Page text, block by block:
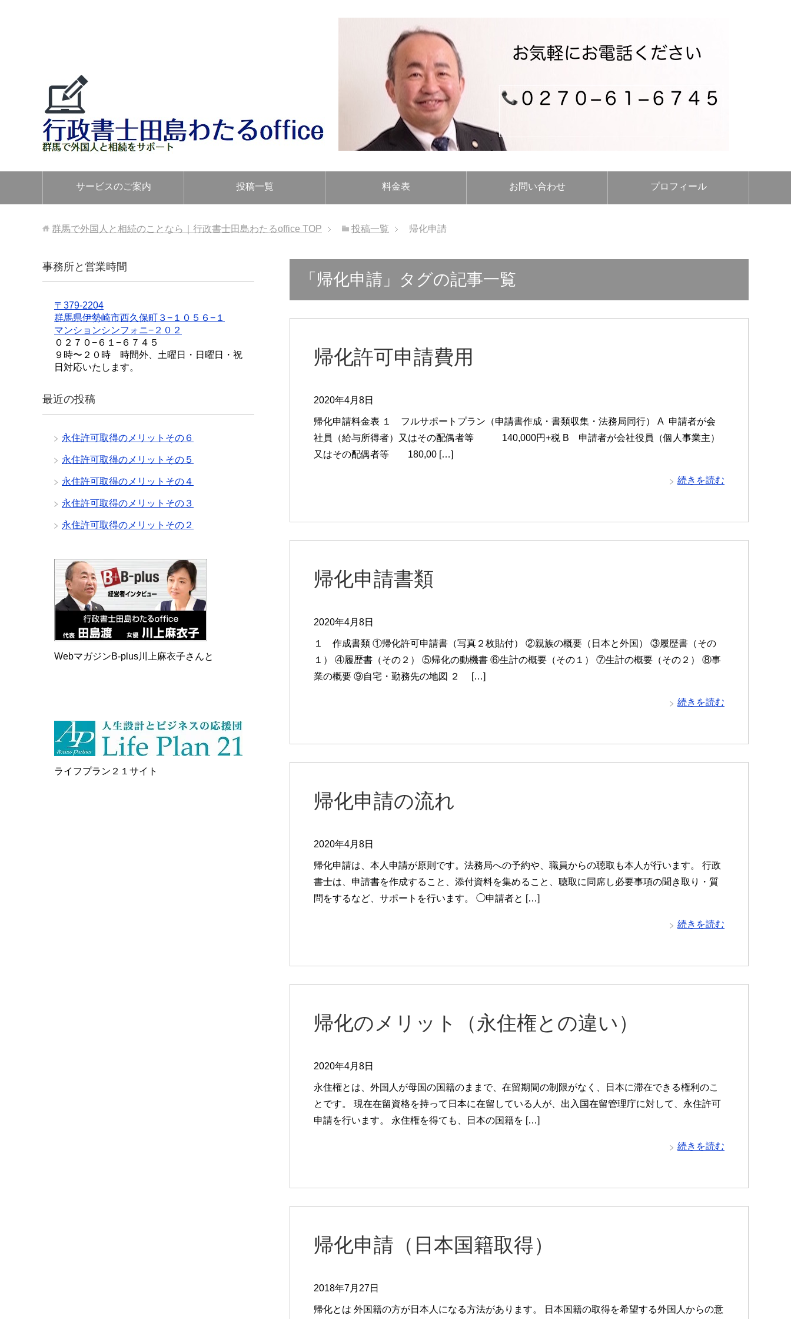
サービスのご案内 投稿一覧 料金表 お問い合わせ プロフィール
群馬で外国人と相続のことなら｜行政書士田島わたるoffice TOP 投稿一覧 帰化申請
「帰化申請」タグの記事一覧
帰化許可申請費用
2020年4月8日
帰化申請料金表 １ フルサポートプラン（申請書作成・書類収集・法務局同行） A 申請者が会
社員（給与所得者）又はその配偶者等 140,000円+税 B 申請者が会社役員（個人事業主）
又はその配偶者等 180,00 […]
続きを読む
帰化申請書類
2020年4月8日
１ 作成書類 ①帰化許可申請書（写真２枚貼付） ②親族の概要（日本と外国） ③履歴書（その
１） ④履歴書（その２） ⑤帰化の動機書 ⑥生計の概要（その１） ⑦生計の概要（その２） ⑧事
業の概要 ⑨自宅・勤務先の地図 ２ […]
続きを読む
帰化申請の流れ
2020年4月8日
帰化申請は、本人申請が原則です。法務局への予約や、職員からの聴取も本人が行います。 行政
書士は、申請書を作成すること、添付資料を集めること、聴取に同席し必要事項の聞き取り・質
問をするなど、サポートを行います。 ◯申請者と […]
続きを読む
帰化のメリット（永住権との違い）
2020年4月8日
永住権とは、外国人が母国の国籍のままで、在留期間の制限がなく、日本に滞在できる権利のこ
とです。 現在在留資格を持って日本に在留している人が、出入国在留管理庁に対して、永住許可
申請を行います。 永住権を得ても、日本の国籍を […]
続きを読む
帰化申請（日本国籍取得）
2018年7月27日
帰化とは 外国籍の方が日本人になる方法があります。 日本国籍の取得を希望する外国人からの意
事務所と営業時間
〒379-2204
群馬県伊勢崎市西久保町３−１０５６−１
マンションシンフォニ−２０２
０２７０−６１−６７４５
９時〜２０時 時間外、土曜日・日曜日・祝
日対応いたします。
最近の投稿
永住許可取得のメリットその６
永住許可取得のメリットその５
永住許可取得のメリットその４
永住許可取得のメリットその３
永住許可取得のメリットその２
WebマガジンB-plus川上麻衣子さんと
ライフプラン２１サイト